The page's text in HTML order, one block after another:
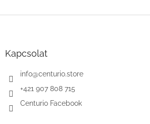
Kapcsolat
info@centurio.store
+421 907 808 715
Centurio Facebook